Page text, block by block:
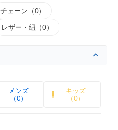
チェーン（0）
レザー・紐（0）
メンズ
（0）
キッズ
（0）